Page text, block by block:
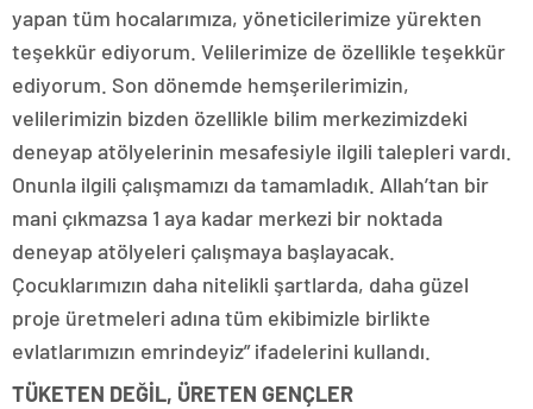
yapan tüm hocalarımıza, yöneticilerimize yürekten
teşekkür ediyorum. Velilerimize de özellikle teşekkür
ediyorum. Son dönemde hemşerilerimizin,
velilerimizin bizden özellikle bilim merkezimizdeki
deneyap atölyelerinin mesafesiyle ilgili talepleri vardı.
Onunla ilgili çalışmamızı da tamamladık. Allah’tan bir
mani çıkmazsa 1 aya kadar merkezi bir noktada
deneyap atölyeleri çalışmaya başlayacak.
Çocuklarımızın daha nitelikli şartlarda, daha güzel
proje üretmeleri adına tüm ekibimizle birlikte
evlatlarımızın emrindeyiz” ifadelerini kullandı.
TÜKETEN DEĞİL, ÜRETEN GENÇLER